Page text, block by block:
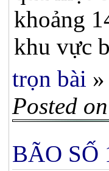
khoảng
khu vực
trọn bài »
Posted
BÃO